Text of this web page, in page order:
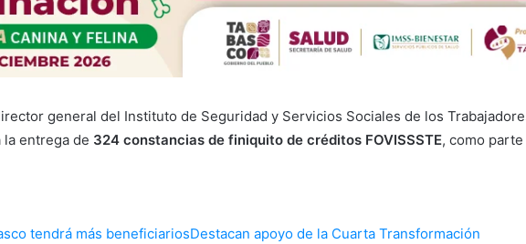
general del Instituto de Seguridad y Servicios Sociales de los
la entrega de 324 constancias de finiquito de créditos FOVISSSTE, como
tendrá más beneficiariosDestacan apoyo de la Cuarta Transformación